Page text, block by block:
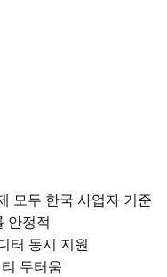
모두 한국 사업자 기준
안정적
터 동시 지원
두터움